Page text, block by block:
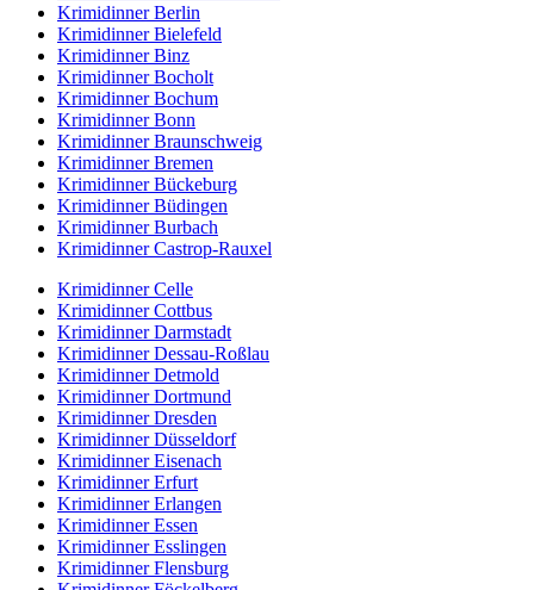
Krimidinner Berlin
Krimidinner Bielefeld
Krimidinner Binz
Krimidinner Bocholt
Krimidinner Bochum
Krimidinner Bonn
Krimidinner Braunschweig
Krimidinner Bremen
Krimidinner Bückeburg
Krimidinner Büdingen
Krimidinner Burbach
Krimidinner Castrop-Rauxel
Krimidinner Celle
Krimidinner Cottbus
Krimidinner Darmstadt
Krimidinner Dessau-Roßlau
Krimidinner Detmold
Krimidinner Dortmund
Krimidinner Dresden
Krimidinner Düsseldorf
Krimidinner Eisenach
Krimidinner Erfurt
Krimidinner Erlangen
Krimidinner Essen
Krimidinner Esslingen
Krimidinner Flensburg